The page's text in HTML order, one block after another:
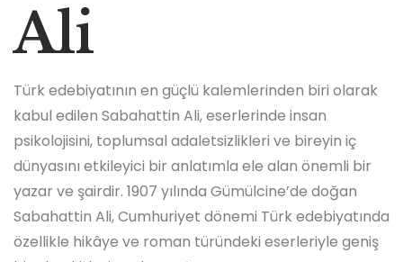
Ali
Türk edebiyatının en güçlü kalemlerinden biri olarak
kabul edilen Sabahattin Ali, eserlerinde insan
psikolojisini, toplumsal adaletsizlikleri ve bireyin iç
dünyasını etkileyici bir anlatımla ele alan önemli bir
yazar ve şairdir. 1907 yılında Gümülcine’de doğan
Sabahattin Ali, Cumhuriyet dönemi Türk edebiyatında
özellikle hikâye ve roman türündeki eserleriyle geniş